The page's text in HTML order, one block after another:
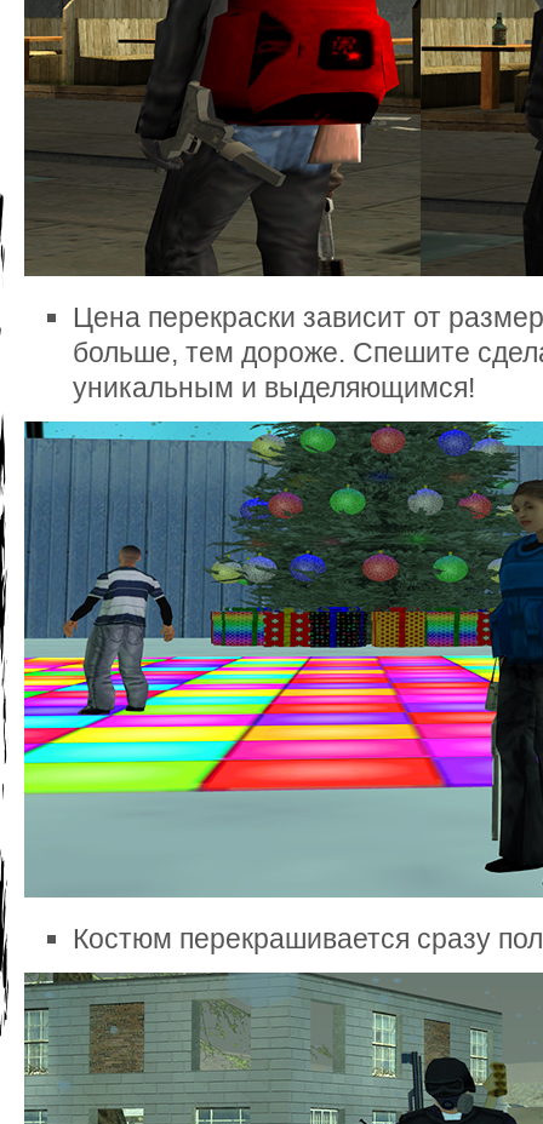
Цена перекраски зависит от
больше, тем дороже. Спешите
уникальным и выделяющимся!
Костюм перекрашивается сразу